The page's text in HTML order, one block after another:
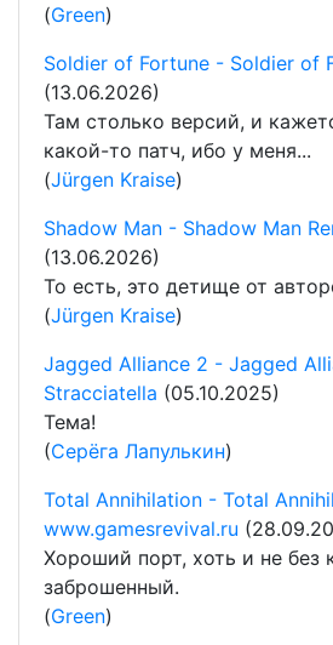
(Green)
Soldier of Fortune - Soldier of
(13.06.2026)
Там столько версий, и
какой-то патч, ибо у меня...
(Jürgen Kraise)
Shadow Man - Shadow Man
(13.06.2026)
То есть, это детище от
(Jürgen Kraise)
Jagged Alliance 2 - Jagged
Stracciatella (05.10.2025)
Тема!
(Серёга Лапулькин)
Total Annihilation - Total
www.gamesrevival.ru
Хороший порт, хоть и не без
заброшенный.
(Green)